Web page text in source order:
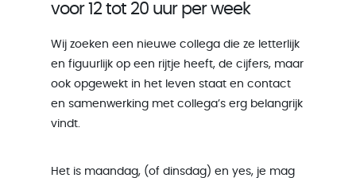
voor 12 tot 20 uur per week
Wij zoeken een nieuwe collega die ze letterlijk
en figuurlijk op een rijtje heeft, de cijfers, maar
ook opgewekt in het leven staat en contact
en samenwerking met collega’s erg belangrijk
vindt.
Het is maandag, (of dinsdag) en yes, je mag